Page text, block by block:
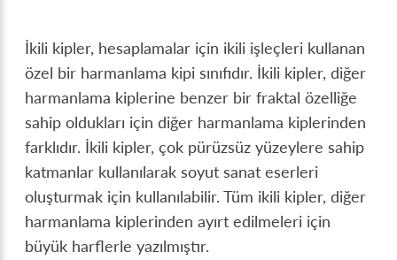
İkili kipler, hesaplamalar için ikili işleçleri kullanan
özel bir harmanlama kipi sınıfıdır. İkili kipler, diğer
harmanlama kiplerine benzer bir fraktal özelliğe
sahip oldukları için diğer harmanlama kiplerinden
farklıdır. İkili kipler, çok pürüzsüz yüzeylere sahip
katmanlar kullanılarak soyut sanat eserleri
oluşturmak için kullanılabilir. Tüm ikili kipler, diğer
harmanlama kiplerinden ayırt edilmeleri için
büyük harflerle yazılmıştır.